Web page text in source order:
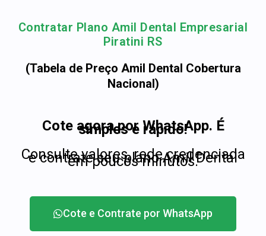
Contratar Plano Amil Dental Empresarial
Piratini RS
(Tabela de Preço Amil Dental Cobertura
Nacional)
Cote agora por WhatsApp. É
simples e rápido!
Consulte valores, rede credenciada
e contrate seu plano Amil Dental
em poucos minutos.
Cote e Contrate por WhatsApp